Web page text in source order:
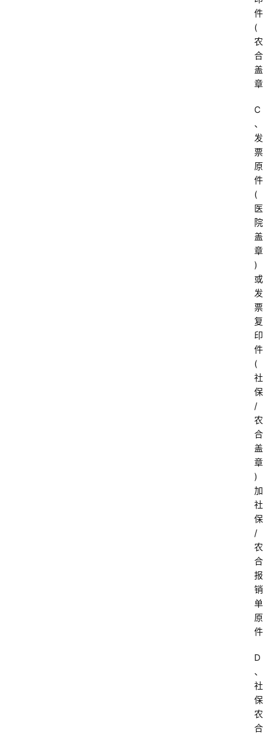
件
(
农
合
盖
章
C
、
发
票
原
件
(
医
院
盖
章
)
或
发
票
复
印
件
(
社
保
/
农
合
盖
章
)
加
社
保
/
农
合
报
销
单
原
件
D
、
社
保
农
合